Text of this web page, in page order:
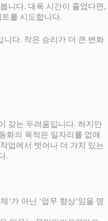
니다. 대폭 시간이 줄었다면,
를 시도합니다.
니다. 작은 승리가 더 큰 변화
갖는 두려움입니다. 하지만
화의 목적은 일자리를 없애
업에서 벗어나 더 가치 있는
.
’가 아닌 ‘업무 향상’임을 명